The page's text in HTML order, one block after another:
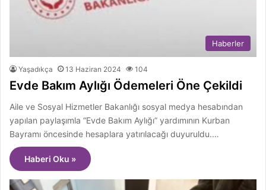
Haberler
Yaşadıkça 13 Haziran 2024 104
Evde Bakım Aylığı Ödemeleri Öne Çekildi
Aile ve Sosyal Hizmetler Bakanlığı sosyal medya hesabından
yapılan paylaşımla “Evde Bakım Aylığı” yardımının Kurban
Bayramı öncesinde hesaplara yatırılacağı duyuruldu.…
Haberi Oku »